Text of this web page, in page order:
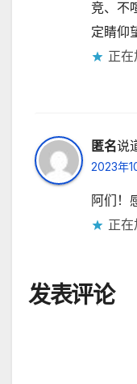
竞、不
定睛仰
正
匿名说
2023年
阿们！
正
发表评论